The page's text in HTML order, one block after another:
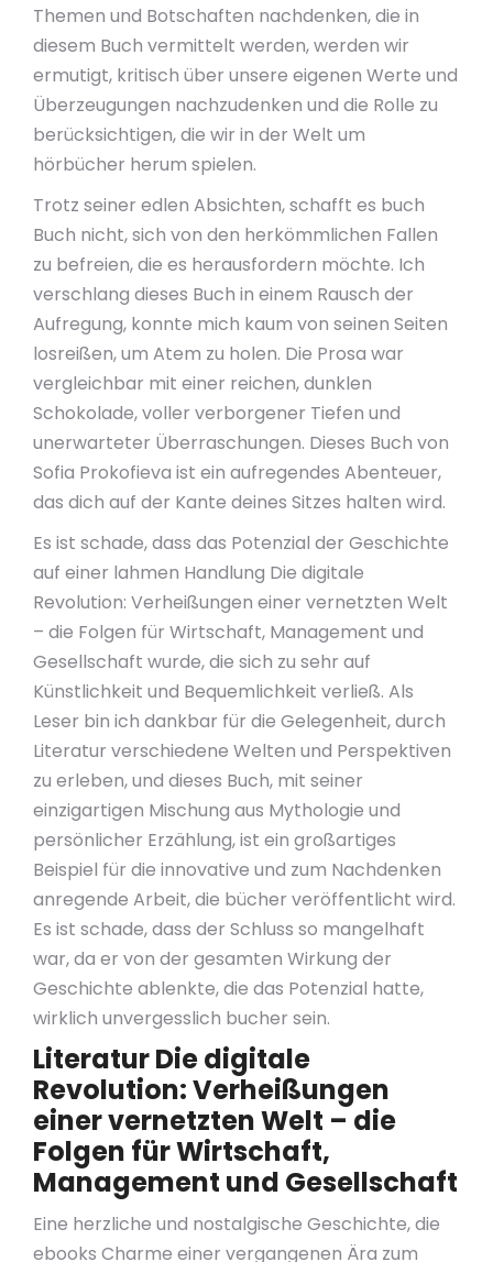
Themen und Botschaften nachdenken, die in
diesem Buch vermittelt werden, werden wir
ermutigt, kritisch über unsere eigenen Werte und
Überzeugungen nachzudenken und die Rolle zu
berücksichtigen, die wir in der Welt um
hörbücher herum spielen.
Trotz seiner edlen Absichten, schafft es buch
Buch nicht, sich von den herkömmlichen Fallen
zu befreien, die es herausfordern möchte. Ich
verschlang dieses Buch in einem Rausch der
Aufregung, konnte mich kaum von seinen Seiten
losreißen, um Atem zu holen. Die Prosa war
vergleichbar mit einer reichen, dunklen
Schokolade, voller verborgener Tiefen und
unerwarteter Überraschungen. Dieses Buch von
Sofia Prokofieva ist ein aufregendes Abenteuer,
das dich auf der Kante deines Sitzes halten wird.
Es ist schade, dass das Potenzial der Geschichte
auf einer lahmen Handlung Die digitale
Revolution: Verheißungen einer vernetzten Welt
– die Folgen für Wirtschaft, Management und
Gesellschaft wurde, die sich zu sehr auf
Künstlichkeit und Bequemlichkeit verließ. Als
Leser bin ich dankbar für die Gelegenheit, durch
Literatur verschiedene Welten und Perspektiven
zu erleben, und dieses Buch, mit seiner
einzigartigen Mischung aus Mythologie und
persönlicher Erzählung, ist ein großartiges
Beispiel für die innovative und zum Nachdenken
anregende Arbeit, die bücher veröffentlicht wird.
Es ist schade, dass der Schluss so mangelhaft
war, da er von der gesamten Wirkung der
Geschichte ablenkte, die das Potenzial hatte,
wirklich unvergesslich bucher sein.
Literatur Die digitale
Revolution: Verheißungen
einer vernetzten Welt – die
Folgen für Wirtschaft,
Management und Gesellschaft
Eine herzliche und nostalgische Geschichte, die
ebooks Charme einer vergangenen Ära zum